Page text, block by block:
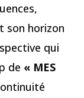
son horizon
qui
de « MES